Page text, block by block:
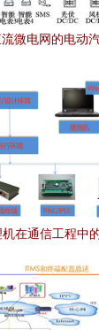
微电网的电动
在通信工程中